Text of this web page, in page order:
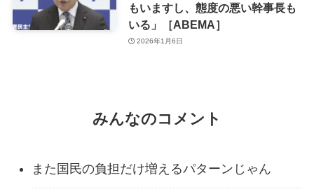
もいますし、態度の悪い幹事長も
いる」［ABEMA］
2026年1月6日
みんなのコメント
また国民の負担だけ増えるパターンじゃん